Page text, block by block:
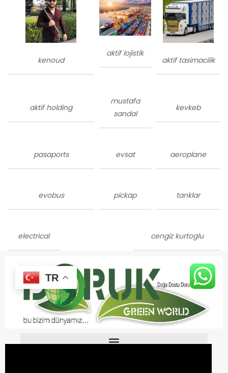
kenoud
aktif lojistik
aktif tasimacilik
aktif holding
mustafa
sandal
kevkeb
pasaports evsat aeroplane
evobus pickap tanklar
electrical cengiz kurtoglu